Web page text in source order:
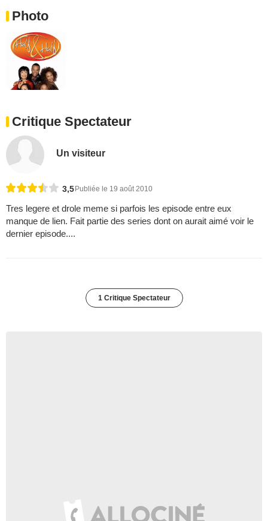
Photo
Critique Spectateur
Un visiteur
3,5Publiée le 19 août 2010
Tres legere et drole meme si parfois les episode entre eux
manque de lien. Fait partie des series dont on aurait aimé voir le
dernier episode....
1 Critique Spectateur